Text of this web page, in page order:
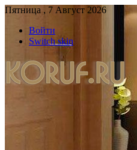
Пятница , 7 Август 2026
Войти
Switch skin